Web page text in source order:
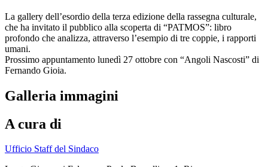
La gallery dell’esordio della terza edizione della rassegna culturale,
che ha invitato il pubblico alla scoperta di “PATMOS”: libro
profondo che analizza, attraverso l’esempio di tre coppie, i rapporti
umani.
Prossimo appuntamento lunedì 27 ottobre con “Angoli Nascosti” di
Fernando Gioia.
Galleria immagini
A cura di
Ufficio Staff del Sindaco